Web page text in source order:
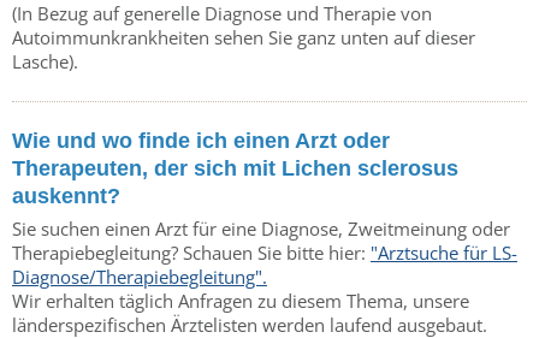
(In Bezug auf generelle Diagnose und Therapie von
Autoimmunkrankheiten sehen Sie ganz unten auf dieser
Lasche).
Wie und wo finde ich einen Arzt oder
Therapeuten, der sich mit Lichen sclerosus
auskennt?
Sie suchen einen Arzt für eine Diagnose, Zweitmeinung oder
Therapiebegleitung? Schauen Sie bitte hier: "Arztsuche für LS-
Diagnose/Therapiebegleitung".
Wir erhalten täglich Anfragen zu diesem Thema, unsere
länderspezifischen Ärztelisten werden laufend ausgebaut.